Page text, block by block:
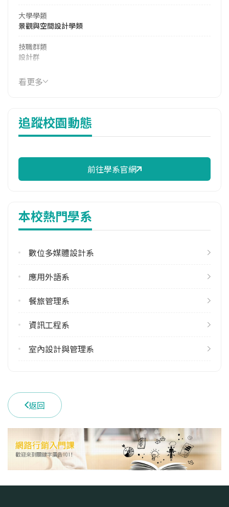
大學學類
景觀與空間設計學類
技職群類
設計群
114年學費
39,808 元/學期
14,316 元/學期
114年註冊率
(03)4581196 #5750
桃園市中壢區健行路229號
看更多
追蹤校園動態
前往學系官網
本校熱門學系
數位多媒體設計系
應用外語系
餐旅管理系
資訊工程系
室內設計與管理系
返回